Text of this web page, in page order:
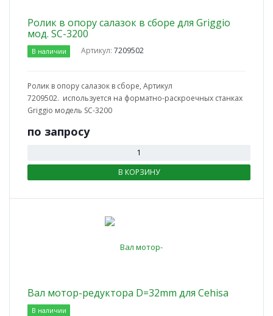
Ролик в опору салазок в сборе для Griggio
мод. SC-3200
В наличии Артикул:7209502
Ролик в опору салазок в сборе, Артикул
7209502. используется на форматно-раскроечных станках
Griggio модель SC-3200
по запросу
В КОРЗИНУ
Вал мотор-редуктора D=32mm для Cehisa
В наличии